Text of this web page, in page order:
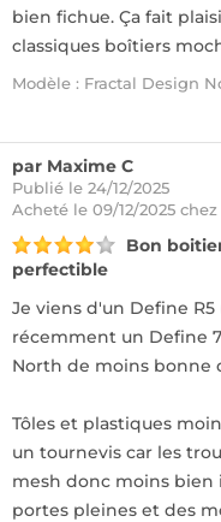
bien fichue. Ça fait
classiques boîtiers
Modèle : Fractal Design
par Maxime C
Publié le 24/12/2025
Acheté le 09/12/2025
Bon
perfectible
Je viens d'un Define
récemment un Define
North de moins bonne
Tôles et plastiques
un tournevis car les
mesh donc moins bien
portes pleines et des